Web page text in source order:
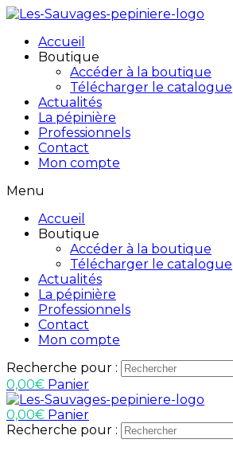
Accueil
Boutique
Accéder à la boutique
Télécharger le catalogue
Actualités
La pépinière
Professionnels
Contact
Mon compte
Menu
Accueil
Boutique
Accéder à la boutique
Télécharger le catalogue
Actualités
La pépinière
Professionnels
Contact
Mon compte
Recherche pour :
0,00€ Panier
0,00€ Panier
Recherche pour :